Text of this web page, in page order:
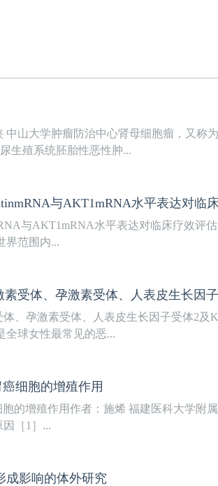
中山大学肿瘤防治中心肾母细胞瘤，又称
生殖系统胚胎性恶性肿...
与AKT1mRNA水平表达对临床疗效评
界范围内...
、孕激素受体、人表皮生长因子受体2及
全球女性最常见的恶...
细胞的增殖作用
的增殖作用作者：施烯 福建医科大学附
［1］...
成影响的体外研究